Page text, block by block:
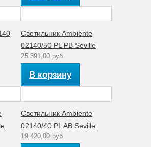
02140/1 AB
Классика
Комнатная
температура
Светильник Ambiente
02140/50 PL PB Seville
25 391,00 руб
В корзину
Светильник Ambiente
02140/40 PL AB Seville
19 420,00 руб